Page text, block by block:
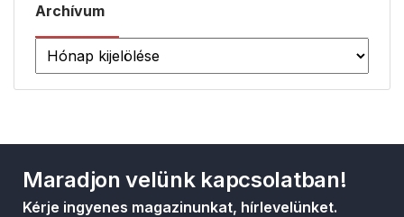
Archívum
Maradjon velünk kapcsolatban!
Kérje ingyenes magazinunkat, hírlevelünket.